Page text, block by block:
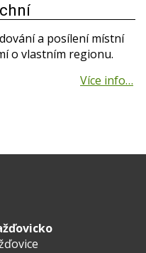
a posílení místní
o vlastním regionu.